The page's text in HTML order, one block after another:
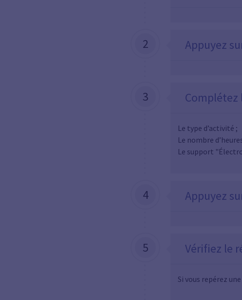
2 Appuyez
3 Complétez
Le type d’activité ;
Le nombre
Le support
4 Appuyez
5 Vérifiez le
Si vous repérez